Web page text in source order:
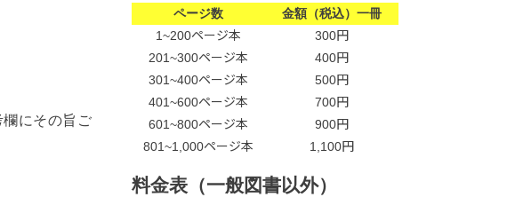
にその旨ご
ページ数 金額（税込）一冊
1~200ページ本
300円
201~300ページ本
400円
301~400ページ本
500円
401~600ページ本
700円
601~800ページ本
900円
801~1,000ページ本
1,100円
料金表（一般図書以外）